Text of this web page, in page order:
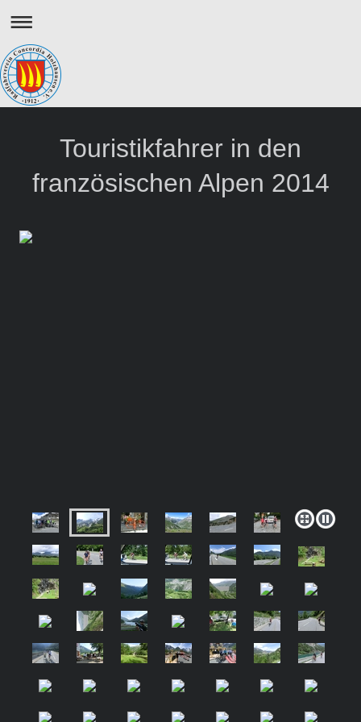
Touristikfahrer in den
französischen Alpen 2014